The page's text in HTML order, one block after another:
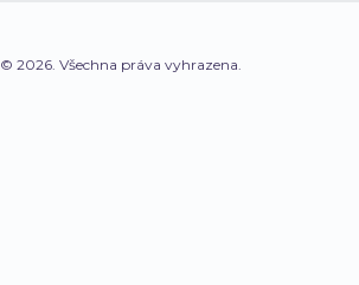
© 2026. Všechna práva vyhrazena.